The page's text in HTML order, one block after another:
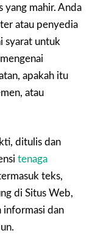
yang mahir. Anda
atau penyedia
syarat untuk
apakah itu
atau
ditulis dan
tenaga
teks,
di Situs Web,
informasi dan